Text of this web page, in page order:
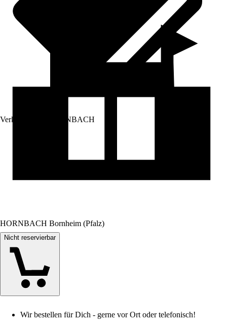
Verkauf durch: HORNBACH
HORNBACH Bornheim (Pfalz)
Nicht reservierbar
Wir bestellen für Dich - gerne vor Ort oder telefonisch!